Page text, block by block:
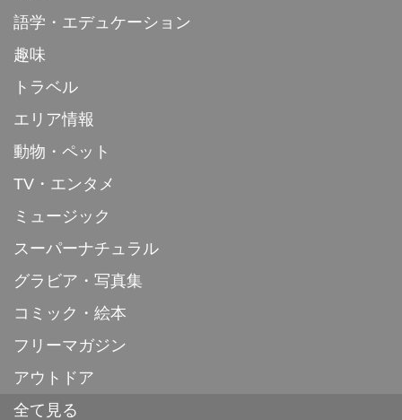
語学・エデュケーション
趣味
トラベル
エリア情報
動物・ペット
TV・エンタメ
ミュージック
スーパーナチュラル
グラビア・写真集
コミック・絵本
フリーマガジン
アウトドア
全て見る